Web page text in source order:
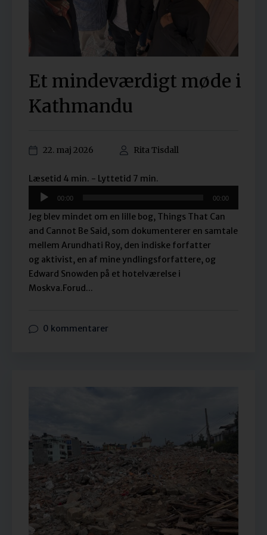
Et mindeværdigt møde i
Kathmandu
22. maj 2026 Rita Tisdall
Læsetid 4 min. - Lyttetid 7 min.
00:00 00:00
Jeg blev mindet om en lille bog, Things That Can
and Cannot Be Said, som dokumenterer en samtale
mellem Arundhati Roy, den indiske forfatter
og aktivist, en af mine yndlingsforfattere, og
Edward Snowden på et hotelværelse i
Moskva.Forud...
0 kommentarer